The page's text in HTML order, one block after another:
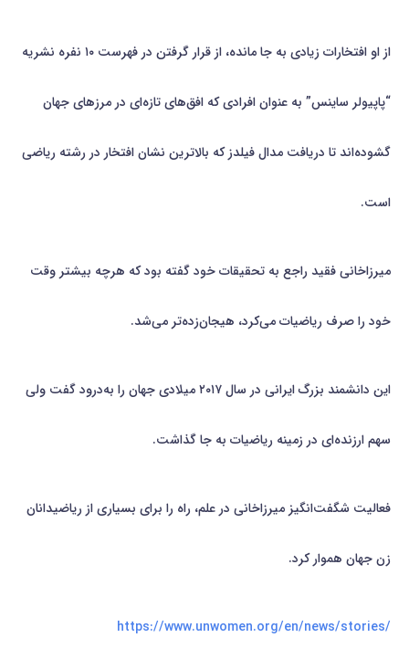
از او افتخارات زیادی به‌ جا مانده، از قرار گرفتن در فهرست ۱۰ نفره نشریه
“پاپیولر ساینس” به‌ عنوان افرادی که افق‌های تازه‌ای در مرزهای جهان
گشوده‌اند تا دریافت مدال فیلدز که بالاترین نشان افتخار در رشته ریاضی
است.
میرزاخانی فقید راجع به تحقیقات خود گفته بود که هرچه‌ بیشتر وقت
خود را صرف ریاضیات می‌کرد، هیجان‌زده‌تر می‌شد.
این دانشمند بزرگ ایرانی در سال ۲۰۱۷ میلادی جهان را به‌درود گفت ولی
سهم ارزنده‌ای در زمینه ریاضیات به جا گذاشت.
فعالیت شگفت‌انگیز میرزاخانی در علم، راه را برای بسیاری از ریاضیدانان
زن جهان هموار کرد.
https://www.unwomen.org/en/news/stories/